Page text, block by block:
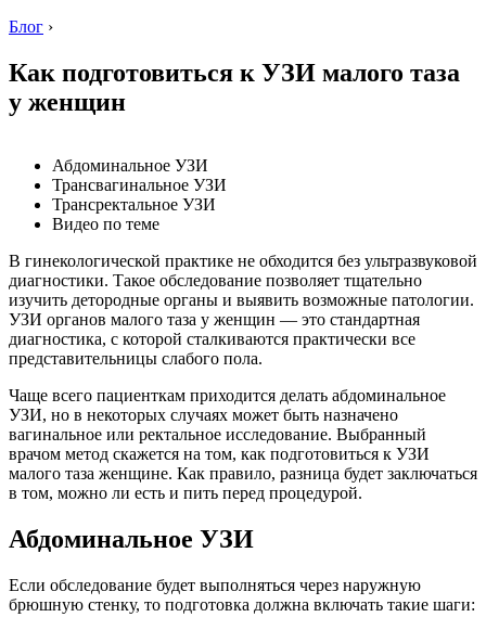
Блог ›
Как подготовиться к УЗИ малого таза
у женщин
Абдоминальное УЗИ
Трансвагинальное УЗИ
Трансректальное УЗИ
Видео по теме
В гинекологической практике не обходится без ультразвуковой
диагностики. Такое обследование позволяет тщательно
изучить детородные органы и выявить возможные патологии.
УЗИ органов малого таза у женщин — это стандартная
диагностика, с которой сталкиваются практически все
представительницы слабого пола.
Чаще всего пациенткам приходится делать абдоминальное
УЗИ, но в некоторых случаях может быть назначено
вагинальное или ректальное исследование. Выбранный
врачом метод скажется на том, как подготовиться к УЗИ
малого таза женщине. Как правило, разница будет заключаться
в том, можно ли есть и пить перед процедурой.
Абдоминальное УЗИ
Если обследование будет выполняться через наружную
брюшную стенку, то подготовка должна включать такие шаги: